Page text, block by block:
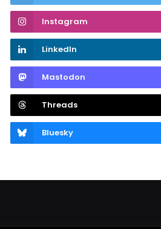
Instagram
LinkedIn
Mastodon
Threads
Bluesky